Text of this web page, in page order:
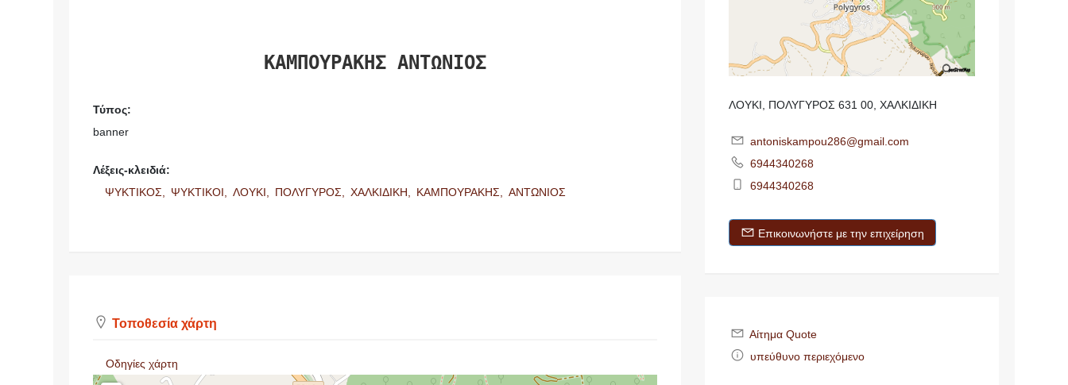
ΚΑΜΠΟΥΡΑΚΗΣ ΑΝΤΩΝΙΟΣ
Τύπος:
banner
Λέξεις-κλειδιά:
ΨΥΚΤΙΚΟΣ,
ΨΥΚΤΙΚΟΙ, ΛΟΥΚΙ, ΠΟΛΥΓΥΡΟΣ, ΧΑΛΚΙΔΙΚΗ, ΚΑΜΠΟΥΡΑΚΗΣ, ΑΝΤΩΝΙΟΣ
Τοποθεσία χάρτη
Οδηγίες χάρτη
ΛΟΥΚΙ, ΠΟΛΥΓΥΡΟΣ 631 00, ΧΑΛΚΙΔΙΚΗ
antoniskampou286@gmail.com
6944340268
6944340268
Επικοινωνήστε με την επιχείρηση
Αίτημα Quote
υπεύθυνο περιεχόμενο